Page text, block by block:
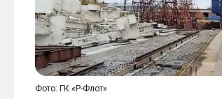
Фото: ГК «Р-Флот»